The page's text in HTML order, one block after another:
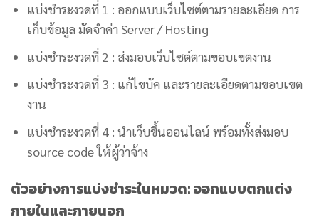
แบ่งชำระงวดที่ 1 : ออกแบบเว็บไซต์ตามรายละเอียด การ
เก็บข้อมูล มัดจำค่า Server / Hosting
แบ่งชำระงวดที่ 2 : ส่งมอบเว็บไซต์ตามขอบเขตงาน
แบ่งชำระงวดที่ 3 : แก้ไขบัค และรายละเอียดตามขอบเขต
งาน
แบ่งชำระงวดที่ 4 : นำเว็บขึ้นออนไลน์ พร้อมทั้งส่งมอบ
source code ให้ผู้ว่าจ้าง
ตัวอย่างการแบ่งชำระในหมวด: ออกแบบตกแต่ง
ภายในและภายนอก